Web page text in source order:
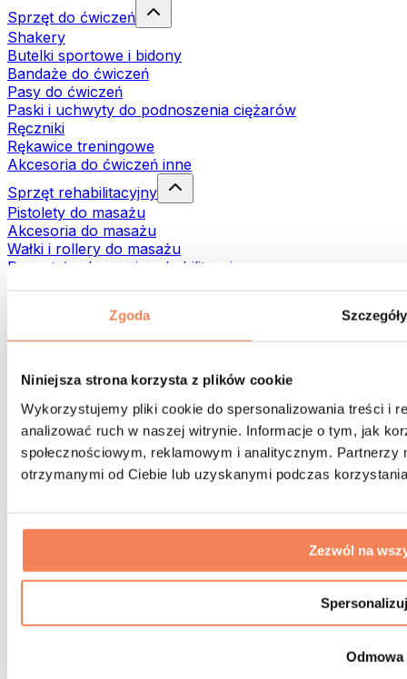
Zgoda Szczegóły
Niniejsza strona korzysta z plików cookie
Wykorzystujemy pliki cookie do spersonalizowania treści i
analizować ruch w naszej witrynie. Informacje o tym, jak
społecznościowym, reklamowym i analitycznym. Partnerzy
otrzymanymi od Ciebie lub uzyskanymi podczas
Zezwól na
Spersonalizuj
Odmowa
Sprzęt do ćwiczeń
Shakery
Butelki sportowe i bidony
Bandaże do ćwiczeń
Pasy do ćwiczeń
Paski i uchwyty do podnoszenia ciężarów
Ręczniki
Rękawice treningowe
Akcesoria do ćwiczeń inne
Sprzęt rehabilitacyjny
Pistolety do masażu
Akcesoria do masażu
Wałki i rollery do masażu
Pozostałe akcesoria rehabilitacyjne
Torby i plecaki
Torby na żywność i akcesoria
Akcesoria dopasowane do aktywności
Bieganie
Sporty walki
Kolarstwo
Joga i pilates
Terapia zimnem
Trekking
Filtry i dzbanki do wody
Środki do prania